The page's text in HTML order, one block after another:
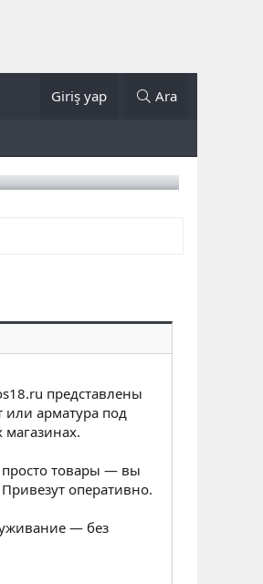
Giriş yap Ara
представлены
или арматура под
товары — вы
оперативно.
— без